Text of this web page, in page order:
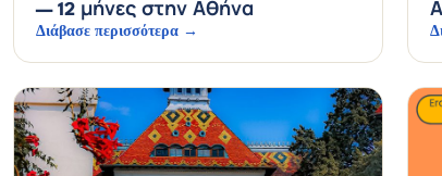
— 12 μήνες στην Αθήνα
Διάβασε περισσότερα →